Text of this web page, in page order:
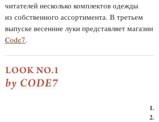
читателей несколько комплектов одежды
из собственного ассортимента. В третьем
выпуске весенние луки представляет магазин
Code7.
1.
2.